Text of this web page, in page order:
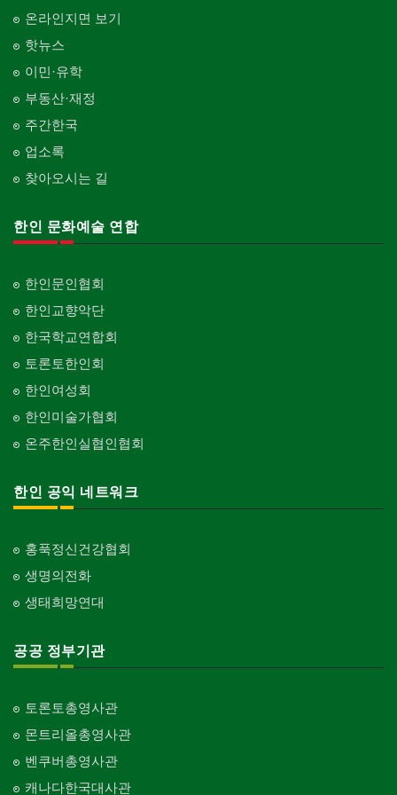
온라인지면 보기
핫뉴스
이민·유학
부동산·재정
주간한국
업소록
찾아오시는 길
한인 문화예술 연합
한인문인협회
한인교향악단
한국학교연합회
토론토한인회
한인여성회
한인미술가협회
온주한인실협인협회
한인 공익 네트워크
홍푹정신건강협회
생명의전화
생태희망연대
공공 정부기관
토론토총영사관
몬트리올총영사관
벤쿠버총영사관
캐나다한국대사관